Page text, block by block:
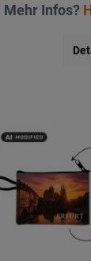
Mehr Infos?